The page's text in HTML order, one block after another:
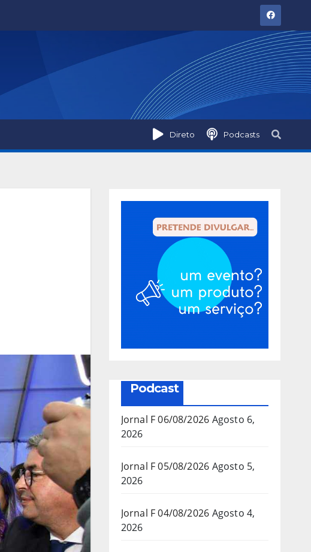
Direto Podcasts
Podcast
Jornal F 06/08/2026 Agosto 6,
2026
Jornal F 05/08/2026 Agosto 5,
2026
Jornal F 04/08/2026 Agosto 4,
2026